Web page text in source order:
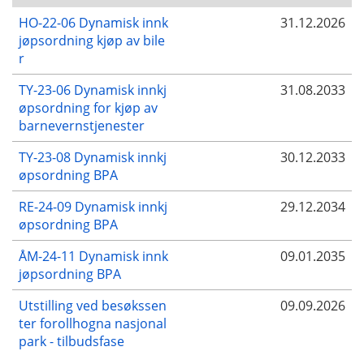
HO-22-06 Dynamisk innk
jøpsordning kjøp av bile
r
31.12.2026
TY-23-06 Dynamisk innkj
øpsordning for kjøp av
barnevernstjenester
31.08.2033
TY-23-08 Dynamisk innkj
øpsordning BPA
30.12.2033
RE-24-09 Dynamisk innkj
øpsordning BPA
29.12.2034
ÅM-24-11 Dynamisk innk
jøpsordning BPA
09.01.2035
Utstilling ved besøkssen
ter forollhogna nasjonal
park - tilbudsfase
09.09.2026